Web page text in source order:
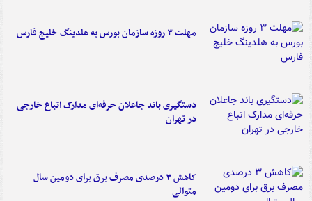
مهلت ۳ روزه سازمان بورس به هلدینگ خلیج فارس
دستگیری باند جاعلان حرفه‌ای مدارک اتباع خارجی
در تهران
کاهش ۳ درصدی مصرف برق برای دومین سال
متوالی